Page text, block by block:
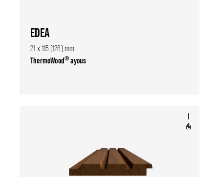
EDEA
21 x 115 (126) mm
ThermoWood®ayous